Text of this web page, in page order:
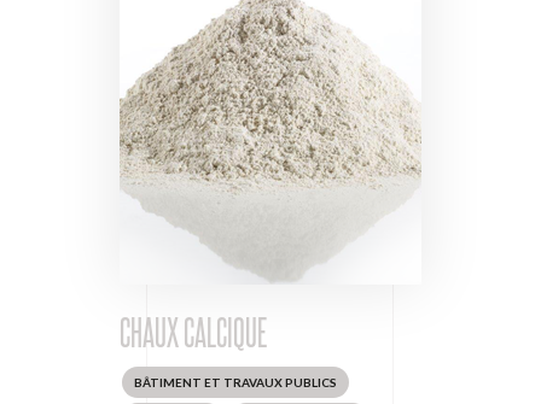
CHAUX CALCIQUE
BÂTIMENT ET TRAVAUX PUBLICS